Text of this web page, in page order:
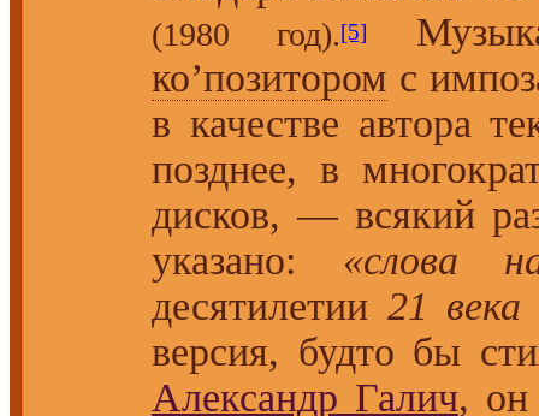
(1980 год).[5]
ко’позитором с
в качестве автора
позднее, в
дисков, — всякий
указано: «слова
десятилетии 21 века
версия, будто бы
Александр Галич, он